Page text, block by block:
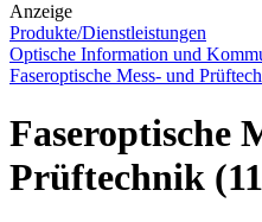
Anzeige
Produkte/Dienstleistungen
Optische Information und
Faseroptische Mess- und
Faseroptische
Prüftechnik